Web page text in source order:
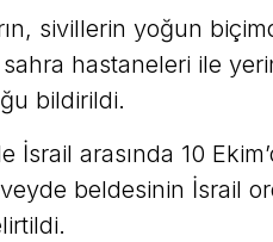
sivillerin yoğun
hastaneleri ile
bildirildi.
İsrail arasında 10
beldesinin İsrail